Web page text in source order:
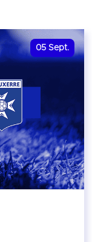
05 Sept.